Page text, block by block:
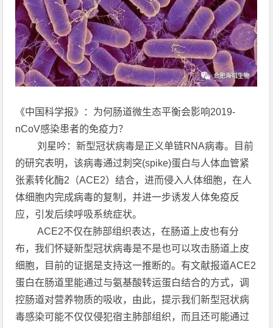
《中国科学报》：为何肠道微生态平衡会影响2019-
nCoV感染患者的免疫力？
刘星吟：新型冠状病毒是正义单链RNA病毒。目前
的研究表明，该病毒通过刺突(spike)蛋白与人体血管紧
张素转化酶2（ACE2）结合，进而侵入人体细胞，在人
体细胞内完成病毒的复制，并进一步诱发人体免疫反
应，引发后续呼吸系统症状。
ACE2不仅在肺部组织表达，在肠道上皮也有分
布，我们怀疑新型冠状病毒是不是也可以攻击肠道上皮
细胞，目前的证据是支持这一推断的。有文献报道ACE2
蛋白在肠道里能通过与氨基酸转运蛋白结合的方式，调
控肠道对营养物质的吸收，由此，提示我们新型冠状病
毒感染可能不仅仅侵犯宿主肺部组织，而且还可能通过